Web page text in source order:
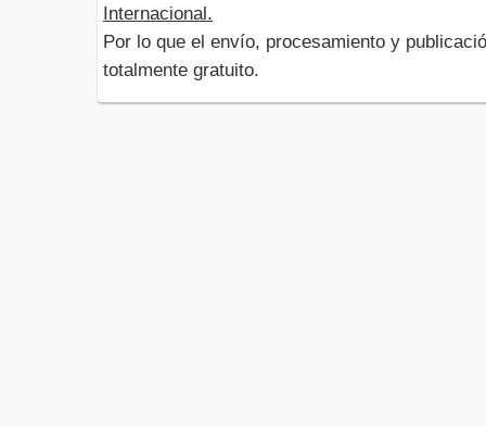
Internacional.
Por lo que el envío, procesamiento y
totalmente gratuito.